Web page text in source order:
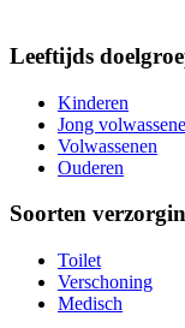
Leeftijds
Kinderen
Jong
Volwassenen
Ouderen
Soorten
Toilet
Verschoning
Medisch